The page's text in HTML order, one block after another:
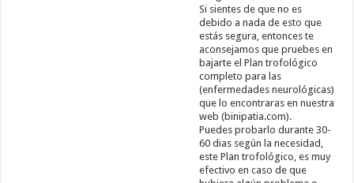
Si sientes de que no es
debido a nada de esto que
estás segura, entonces te
aconsejamos que pruebes en
bajarte el Plan trofológico
completo para las
(enfermedades neurológicas)
que lo encontraras en nuestra
web (binipatia.com).
Puedes probarlo durante 30-
60 dias según la necesidad,
este Plan trofológico, es muy
efectivo en caso de que